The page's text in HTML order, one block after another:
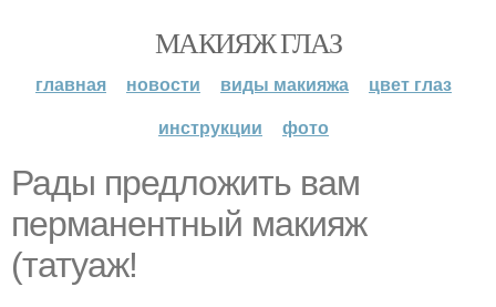
МАКИЯЖ ГЛАЗ
главная новости виды макияжа
цвет глаз
инструкции
фото
Рады предложить вам
перманентный макияж
(татуаж!